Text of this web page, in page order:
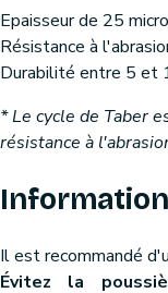
Epaisseur de 25
Résistance à
Durabilité entre 5 et
* Le cycle de Taber
résistance à
Il est recommandé
Évitez la